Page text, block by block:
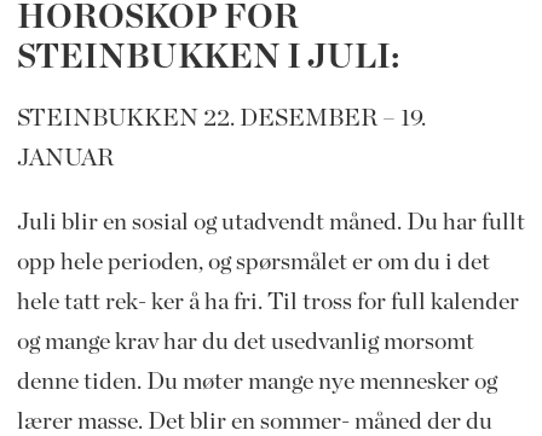
HOROSKOP FOR
STEINBUKKEN I JULI:
STEINBUKKEN 22. DESEMBER – 19.
JANUAR
Juli blir en sosial og utadvendt måned. Du har fullt
opp hele perioden, og spørsmålet er om du i det
hele tatt rek- ker å ha fri. Til tross for full kalender
og mange krav har du det usedvanlig morsomt
denne tiden. Du møter mange nye mennesker og
lærer masse. Det blir en sommer- måned der du